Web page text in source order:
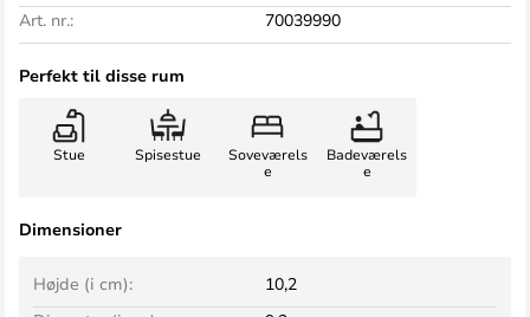
Art. nr.:
70039990
Perfekt til disse rum
Stue Spisestue
Soveværels
e
Badeværels
e
Dimensioner
Højde (i cm):
10,2